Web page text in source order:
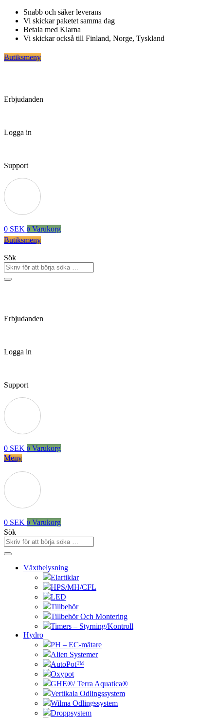
Hoppa
innehåll
Snabb och säker leverans
Vi skickar paketet samma dag
Betala med Klarna
Vi skickar också till Finland, Norge, Tyskland
Butiksmeny
Erbjudanden
Logga in
Support
0 SEK 0 Varukorg
Butiksmeny
Sök
Erbjudanden
Logga in
Support
0 SEK 0 Varukorg
Meny
0 SEK 0 Varukorg
Sök
Växtbelysning
Elartiklar
HPS/MH/CFL
LED
Tillbehör
Tillbehör Och Montering
Timers – Styrning/Kontroll
Hydro
PH – EC-mätare
Alien Systemer
AutoPot™
Oxypot
GHE®/ Terra Aquatica®
Vertikala Odlingssystem
Wilma Odlingssystem
Droppsystem